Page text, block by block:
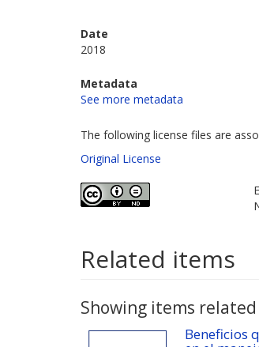
Date
2018
Metadata
See more metadata
The following license files are
Original License
Related items
Showing items
Beneficios